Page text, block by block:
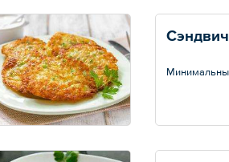
Сэндвич